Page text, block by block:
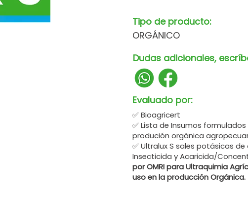
Tipo de producto:
ORGÁNICO
Dudas adicionales,
Evaluado por:
✅ Bioagricert
✅ Lista de Insumos
produción orgánica
✅ Ultralux S sales potásicas
Insecticida y Acaricida/
por OMRI para Ultraquimia
uso en la producción Orgánica.